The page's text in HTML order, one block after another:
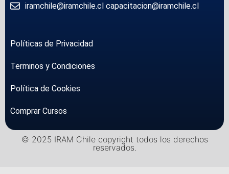
iramchile@iramchile.cl capacitacion@iramchile.cl
Políticas de Privacidad
Terminos y Condiciones
Política de Cookies
Comprar Cursos
© 2025 IRAM Chile copyright todos los derechos
reservados.